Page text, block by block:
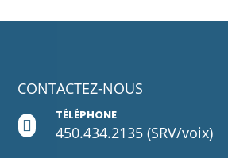
CONTACTEZ-NOUS

TÉLÉPHONE
450.434.2135 (SRV/voix)